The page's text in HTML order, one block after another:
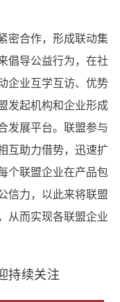
密合作，形成联动集
倡导公益行为，在社
企业互学互访、优势
发起机构和企业形成
发展平台。联盟参与
互助力借势，迅速扩
个联盟企业在产品包
信力，以此来将联盟
从而实现各联盟企业
持续关注